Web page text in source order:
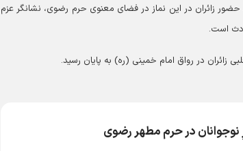
زائران در این نماز در فضای معنوی حرم رضوی، نشانگر عزم
است.
در رواق امام خمینی (ره) به پایان رسید.
در حرم مطهر رضوی